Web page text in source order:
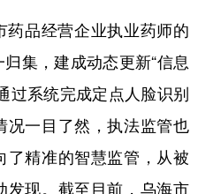
河北 山西
上海 江苏
福建 江西
品经营企业执业药师的
集，建成动态更新“信息
过系统完成定点人脸识别
一目了然，执法监管也
了精准的智慧监管，从被
现。截至目前，乌海市